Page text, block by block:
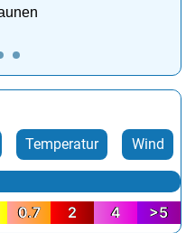
Temperatur Wind
0.7 2 4 >5